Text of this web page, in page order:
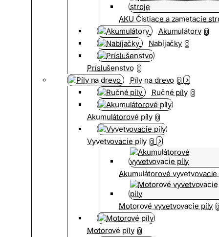
AKU Čistiace a zametacie
Akumulátory 0
Nabíjačky 0
Príslušenstvo 0
Píly na drevo 0
Ručné píly 0
Akumulátorové píly 0
Vyvetvovacie píly 0
Akumulátorové
Motorové vyvetvovacie píly
Motorové píly 0